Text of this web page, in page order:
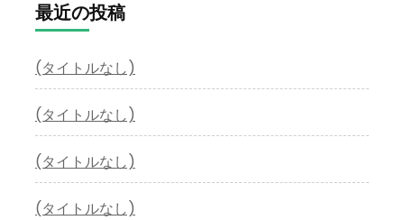
最近の投稿
(タイトルなし)
(タイトルなし)
(タイトルなし)
(タイトルなし)